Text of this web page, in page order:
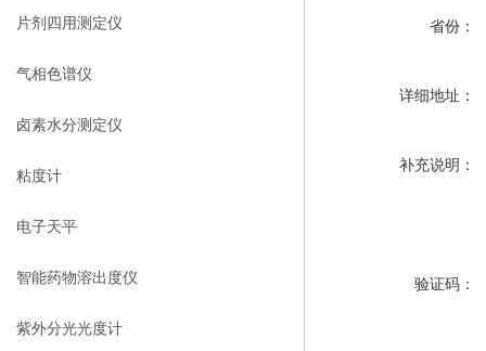
片剂四用测定仪
气相色谱仪
卤素水分测定仪
粘度计
电子天平
智能药物溶出度仪
紫外分光光度计
省份：
详细地址：
补充说明：
验证码：